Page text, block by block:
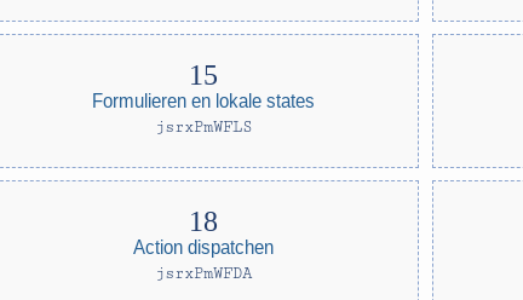
Formulieren en lokale states
jsrxPmWFLS
Action dispatchen
jsrxPmWFDA